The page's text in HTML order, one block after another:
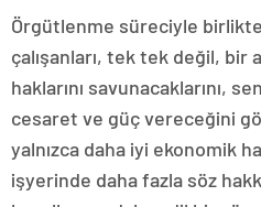
Örgütlenme süreciyle
çalışanları, tek tek değil, bir
haklarını savunacaklarını,
cesaret ve güç vereceğini
yalnızca daha iyi ekonomik
işyerinde daha fazla söz